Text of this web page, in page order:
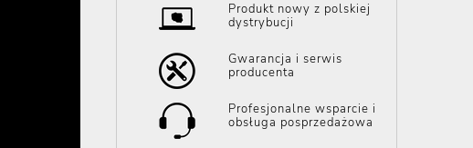
Produkt nowy z polskiej
dystrybucji
Gwarancja i serwis
producenta
Profesjonalne wsparcie i
obsługa posprzedażowa